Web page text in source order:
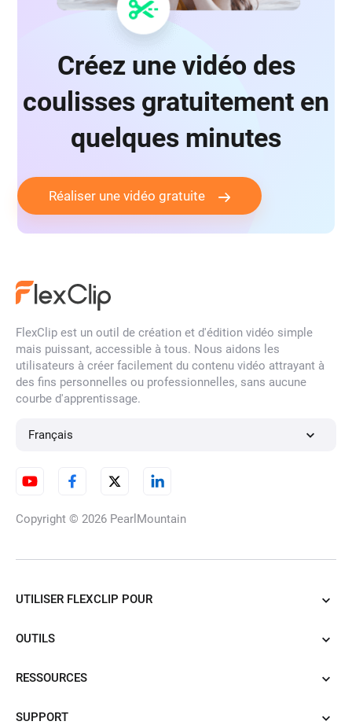
Créez une vidéo des
coulisses gratuitement en
quelques minutes
Réaliser une vidéo gratuite
FlexClip est un outil de création et d'édition vidéo simple
mais puissant, accessible à tous. Nous aidons les
utilisateurs à créer facilement du contenu vidéo attrayant à
des fins personnelles ou professionnelles, sans aucune
courbe d'apprentissage.
Français
Copyright © 2026 PearlMountain
UTILISER FLEXCLIP POUR
OUTILS
RESSOURCES
SUPPORT